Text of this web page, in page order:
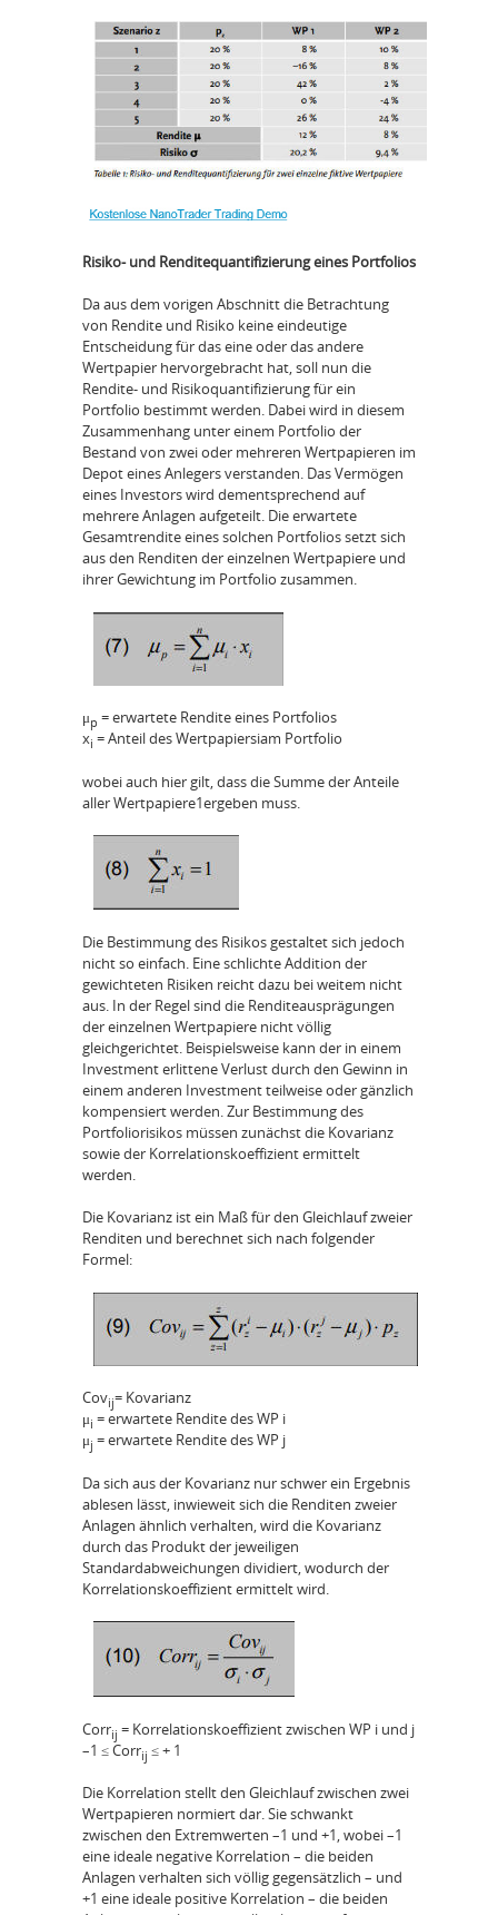
Risiko- und Renditequantifizierung eines Portfolios
Da aus dem vorigen Abschnitt die Betrachtung
von Rendite und Risiko keine eindeutige
Entscheidung für das eine oder das andere
Wertpapier hervorgebracht hat, soll nun die
Rendite- und Risikoquantifizierung für ein
Portfolio bestimmt werden. Dabei wird in diesem
Zusammenhang unter einem Portfolio der
Bestand von zwei oder mehreren Wertpapieren im
Depot eines Anlegers verstanden. Das Vermögen
eines Investors wird dementsprechend auf
mehrere Anlagen aufgeteilt. Die erwartete
Gesamtrendite eines solchen Portfolios setzt sich
aus den Renditen der einzelnen Wertpapiere und
ihrer Gewichtung im Portfolio zusammen.
μp = erwartete Rendite eines Portfolios
xi = Anteil des Wertpapiersiam Portfolio
wobei auch hier gilt, dass die Summe der Anteile
aller Wertpapiere1ergeben muss.
Die Bestimmung des Risikos gestaltet sich jedoch
nicht so einfach. Eine schlichte Addition der
gewichteten Risiken reicht dazu bei weitem nicht
aus. In der Regel sind die Renditeausprägungen
der einzelnen Wertpapiere nicht völlig
gleichgerichtet. Beispielsweise kann der in einem
Investment erlittene Verlust durch den Gewinn in
einem anderen Investment teilweise oder gänzlich
kompensiert werden. Zur Bestimmung des
Portfoliorisikos müssen zunächst die Kovarianz
sowie der Korrelationskoeffizient ermittelt
werden.
Die Kovarianz ist ein Maß für den Gleichlauf zweier
Renditen und berechnet sich nach folgender
Formel:
Covij= Kovarianz
μi = erwartete Rendite des WP i
μj = erwartete Rendite des WP j
Da sich aus der Kovarianz nur schwer ein Ergebnis
ablesen lässt, inwieweit sich die Renditen zweier
Anlagen ähnlich verhalten, wird die Kovarianz
durch das Produkt der jeweiligen
Standardabweichungen dividiert, wodurch der
Korrelationskoeffizient ermittelt wird.
Corrij = Korrelationskoeffizient zwischen WP i und j
–1 ≤ Corrij ≤ + 1
Die Korrelation stellt den Gleichlauf zwischen zwei
Wertpapieren normiert dar. Sie schwankt
zwischen den Extremwerten –1 und +1, wobei –1
eine ideale negative Korrelation – die beiden
Anlagen verhalten sich völlig gegensätzlich – und
+1 eine ideale positive Korrelation – die beiden